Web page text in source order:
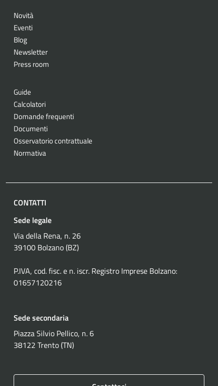
Novità
Eventi
Blog
Newsletter
Press room
Guide
Calcolatori
Domande frequenti
Documenti
Osservatorio contrattuale
Normativa
CONTATTI
Sede legale
Via della Rena, n. 26
39100 Bolzano (BZ)
P.IVA, cod. fisc. e n. iscr. Registro Imprese Bolzano:
01657120216
Sede secondaria
Piazza Silvio Pellico, n. 6
38122 Trento (TN)